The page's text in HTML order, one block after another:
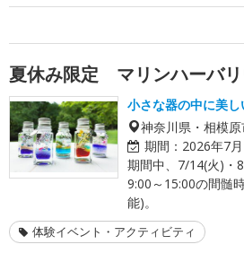
夏休み限定 マリンハーバ
小さな器の中に美
神奈川県・相模原
期間： 2026年7
期間中、7/14(火)・
9:00～15:00の間髄
能)。
体験イベント・アクティビティ